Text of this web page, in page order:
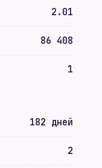
2.01
86 408
1
182 дней
2